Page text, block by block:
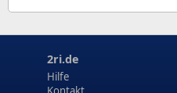
2ri.de
Hilfe